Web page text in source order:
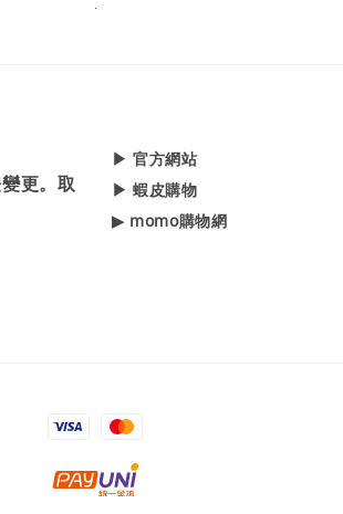
更。取
▶ 官方網站
▶ 蝦皮購物
▶ momo購物網